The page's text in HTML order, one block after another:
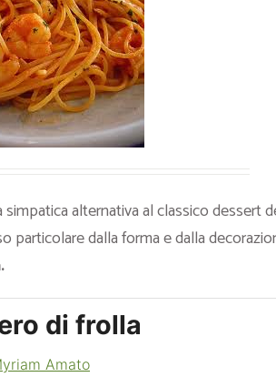
Ricette Piatti unici
Ricette Pesce
Video Ricette
Ricette per Ingrediente
simpatica alternativa al classico dessert
particolare dalla forma e dalla
di frolla
Amato